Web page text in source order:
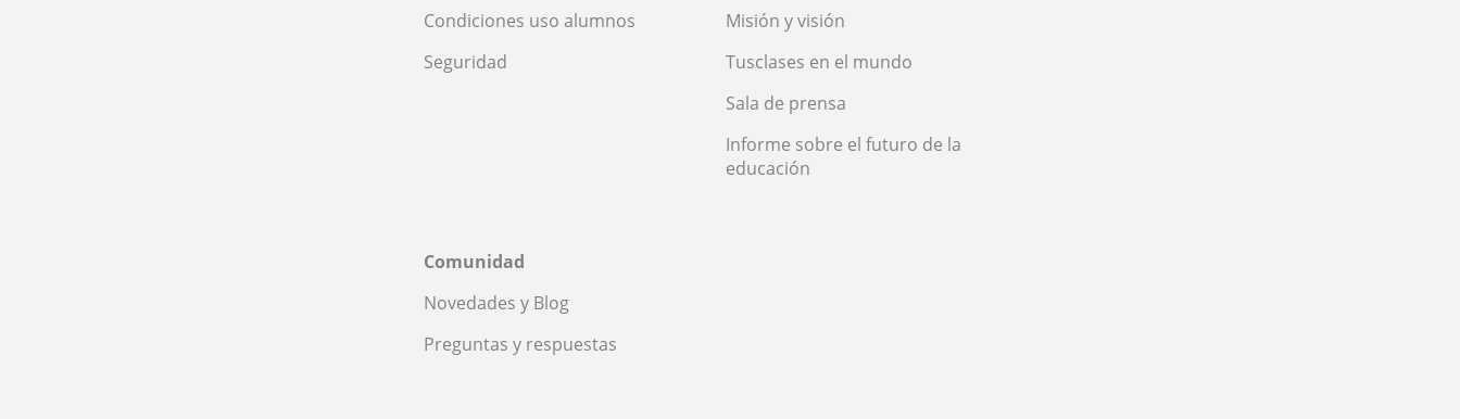
Condiciones uso alumnos
Seguridad
Misión y visión
Tusclases en el mundo
Sala de prensa
Informe sobre el futuro de la
educación
Comunidad
Novedades y Blog
Preguntas y respuestas